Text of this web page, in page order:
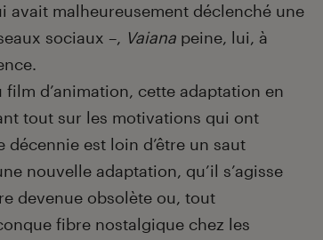
avait malheureusement déclenché une
sociaux –, Vaiana peine, lui, à
d’animation, cette adaptation en
tout sur les motivations qui ont
est loin d’être un saut
nouvelle adaptation, qu’il s’agisse
devenue obsolète ou, tout
fibre nostalgique chez les